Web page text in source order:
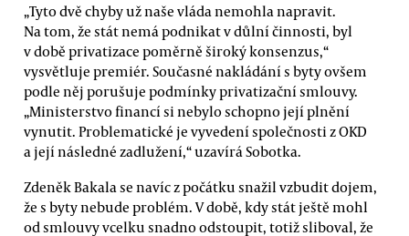
„Tyto dvě chyby už naše vláda nemohla napravit.
Na tom, že stát nemá podnikat v důlní činnosti, byl
v době privatizace poměrně široký konsenzus,“
vysvětluje premiér. Současné nakládání s byty ovšem
podle něj porušuje podmínky privatizační smlouvy.
„Ministerstvo financí si nebylo schopno její plnění
vynutit. Problematické je vyvedení společnosti z OKD
a její následné zadlužení,“ uzavírá Sobotka.
Zdeněk Bakala se navíc z počátku snažil vzbudit dojem,
že s byty nebude problém. V době, kdy stát ještě mohl
od smlouvy vcelku snadno odstoupit, totiž sliboval, že